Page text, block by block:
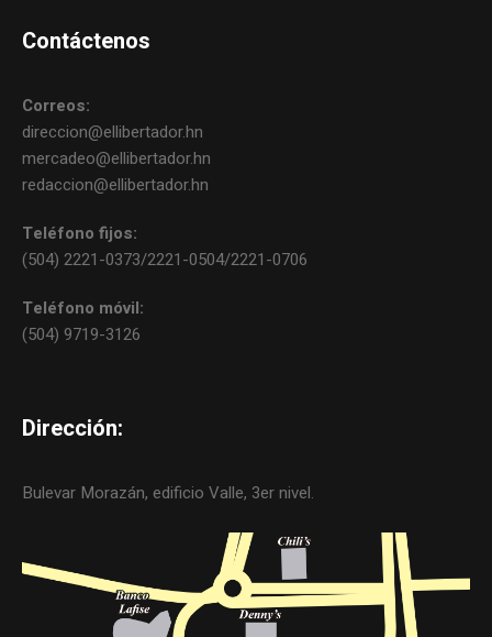
Contáctenos
Correos:
direccion@ellibertador.hn
mercadeo@ellibertador.hn
redaccion@ellibertador.hn
Teléfono fijos:
(504) 2221-0373/2221-0504/2221-0706
Teléfono móvil:
(504) 9719-3126
Dirección:
Bulevar Morazán, edificio Valle, 3er nivel.